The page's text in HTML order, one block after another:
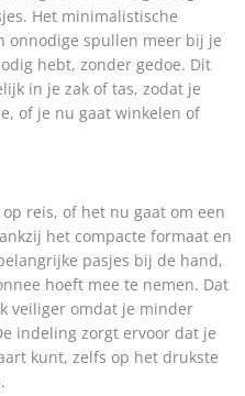
Het minimalistische
onnodige spullen meer bij je
hebt, zonder gedoe. Dit
in je zak of tas, zodat je
of je nu gaat winkelen of
reis, of het nu gaat om een
het compacte formaat en
pasjes bij de hand,
hoeft mee te nemen. Dat
veiliger omdat je minder
indeling zorgt ervoor dat je
kunt, zelfs op het drukste